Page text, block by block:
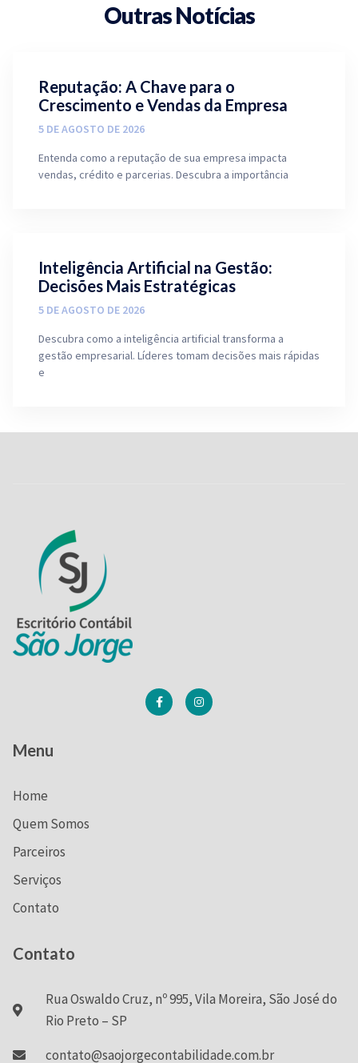
Outras Notícias
Reputação: A Chave para o
Crescimento e Vendas da Empresa
5 DE AGOSTO DE 2026
Entenda como a reputação de sua empresa impacta
vendas, crédito e parcerias. Descubra a importância
Inteligência Artificial na Gestão:
Decisões Mais Estratégicas
5 DE AGOSTO DE 2026
Descubra como a inteligência artificial transforma a
gestão empresarial. Líderes tomam decisões mais rápidas
e
Menu
Home
Quem Somos
Parceiros
Serviços
Contato
Contato
Rua Oswaldo Cruz, nº 995, Vila Moreira, São José do
Rio Preto – SP
contato@saojorgecontabilidade.com.br